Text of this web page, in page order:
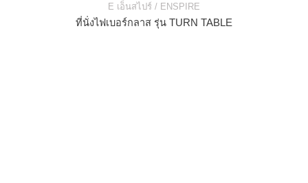
E เอ็นสไปร์ / ENSPIRE
ที่นั่งไฟเบอร์กลาส รุ่น TURN TABLE